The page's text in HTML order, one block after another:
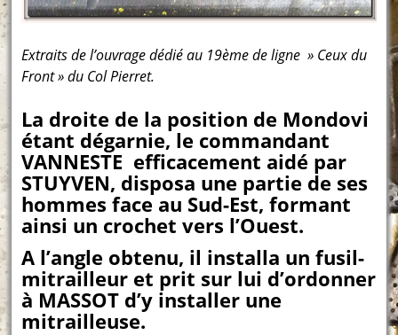
Extraits de l’ouvrage dédié au 19ème de ligne » Ceux du
Front » du Col Pierret.
La droite de la position de Mondovi
étant dégarnie, le commandant
VANNESTE efficacement aidé par
STUYVEN, disposa une partie de ses
hommes face au Sud-Est, formant
ainsi un crochet vers l’Ouest.
A l’angle obtenu, il installa un fusil-
mitrailleur et prit sur lui d’ordonner
à MASSOT d’y installer une
mitrailleuse.